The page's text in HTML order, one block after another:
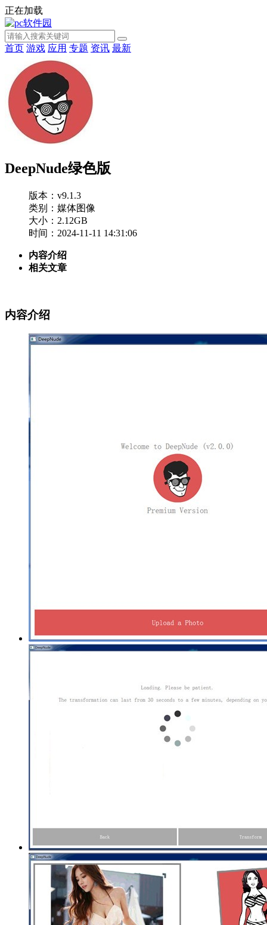
正在加载
首页 游戏 应用 专题 资讯 最新
DeepNude绿色版
版本：v9.1.3
类别：媒体图像
大小：2.12GB
时间：2024-11-11 14:31:06
内容介绍
相关文章
内容介绍